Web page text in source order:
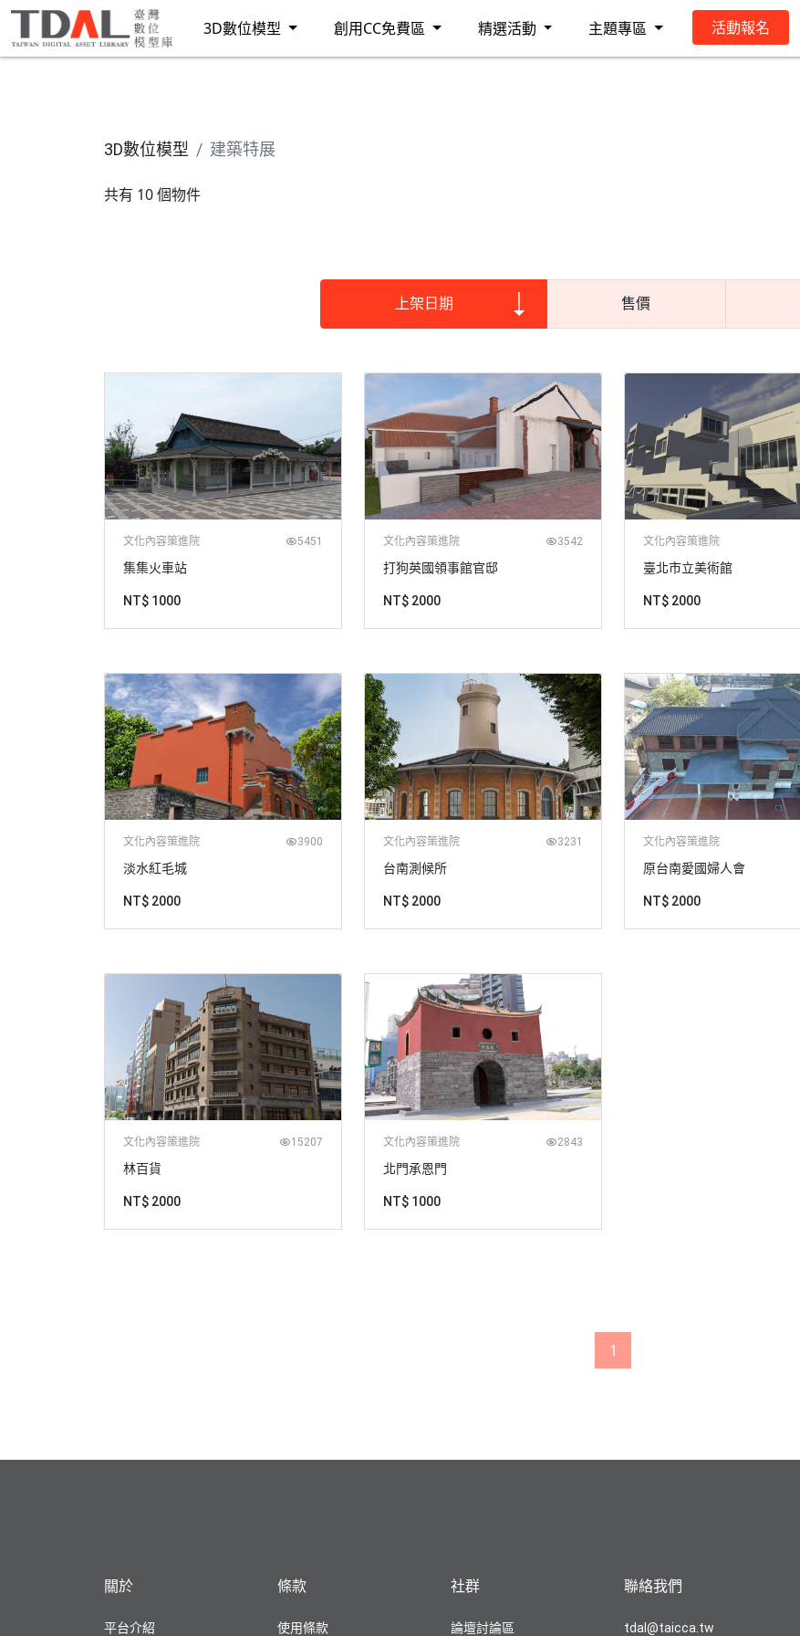
3D數位模型 創用CC免費區 精選活動 主題專區 活動報名
3D數位模型 建築特展
共有 10 個物件
上架日期 售價
文化內容策進院 5451
集集火車站
NT$ 1000
文化內容策進院 3542
打狗英國領事館官邸
NT$ 2000
文化內容策進院
臺北市立美術館
NT$ 2000
文化內容策進院 3900
淡水紅毛城
NT$ 2000
文化內容策進院 3231
台南測候所
NT$ 2000
文化內容策進院
原台南愛國婦人會
NT$ 2000
文化內容策進院 15207
林百貨
NT$ 2000
文化內容策進院 2843
北門承恩門
NT$ 1000
1
關於
平台介紹
條款
使用條款
社群
論壇討論區
聯絡我們
tdal@taicca.tw